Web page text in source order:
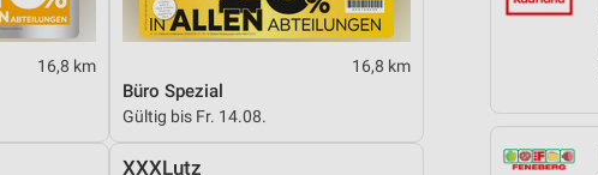
16,8 km 16,8 km
Büro Spezial
Gültig bis Fr. 14.08.
XXXLutz